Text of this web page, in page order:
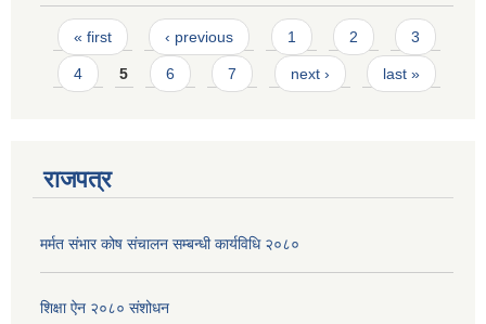
Pages
« first ‹ previous 1 2 3
4 5 6 7 next › last »
राजपत्र
मर्मत संभार कोष संचालन सम्बन्धी कार्यविधि २०८०
शिक्षा ऐन २०८० संशोधन